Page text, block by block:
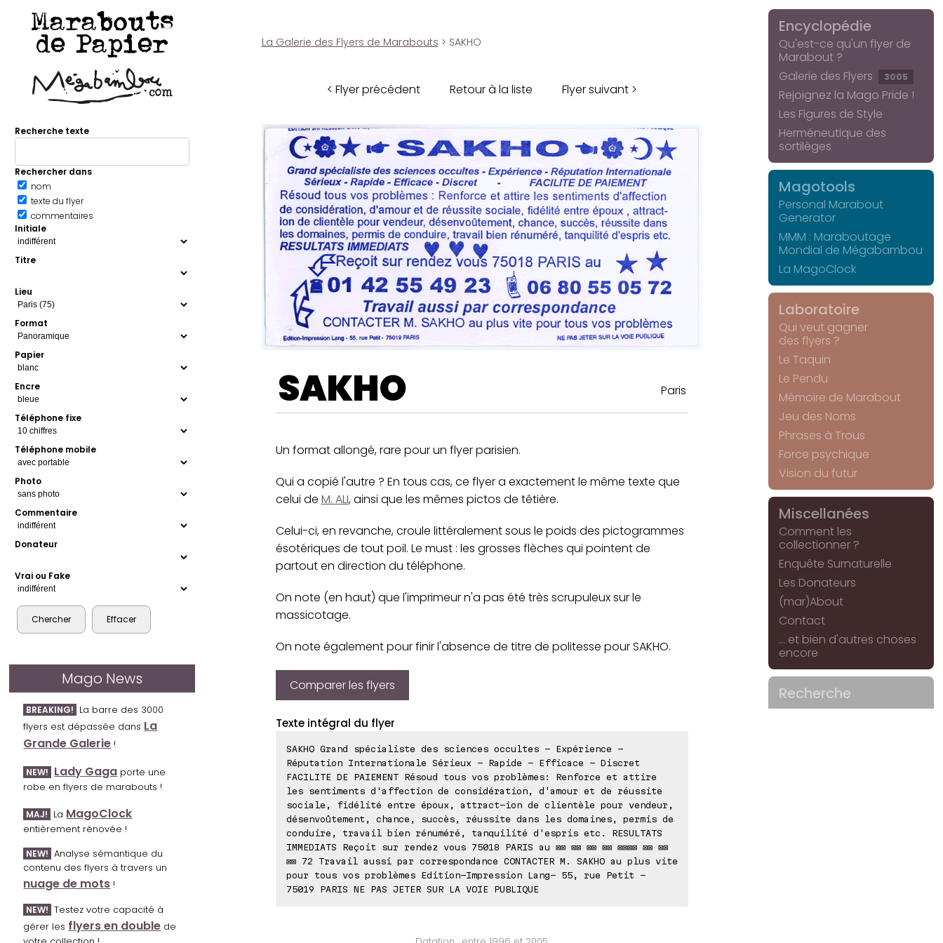
Marabouts
de Papier
Recherche texte
Rechercher dans
nom
texte du flyer
commentaires
Initiale
Titre
Lieu
Format
Papier
Encre
Téléphone fixe
Téléphone mobile
Photo
Commentaire
Donateur
Vrai ou Fake
Mago News
BREAKING! La barre des 3000
flyers est dépassée dans La
Grande Galerie !
NEW! Lady Gaga porte une
robe en flyers de marabouts !
MAJ! La MagoClock
entièrement rénovée !
NEW! Analyse sémantique du
contenu des flyers à travers un
nuage de mots !
NEW! Testez votre capacité à
gérer les flyers en double de
La Galerie des Flyers de Marabouts > SAKHO
< Flyer précédent Retour à la liste Flyer suivant >
SAKHO Paris
Un format allongé, rare pour un flyer parisien.
Qui a copié l'autre ? En tous cas, ce flyer a exactement le même texte que
celui de M. ALI, ainsi que les mêmes pictos de têtière.
Celui-ci, en revanche, croule littéralement sous le poids des pictogrammes
ésotériques de tout poil. Le must : les grosses flèches qui pointent de
partout en direction du téléphone.
On note (en haut) que l'imprimeur n'a pas été très scrupuleux sur le
massicotage.
On note également pour finir l'absence de titre de politesse pour SAKHO.
Comparer les flyers
Texte intégral du flyer
SAKHO Grand spécialiste des sciences occultes - Expérience -
Réputation Internationale Sérieux - Rapide - Efficace - Discret
FACILITE DE PAIEMENT Résoud tous vos problèmes: Renforce et attire
les sentiments d'affection de considération, d'amour et de réussite
sociale, fidélité entre époux, attract-ion de clientèle pour vendeur,
désenvoûtement, chance, succès, réussite dans les domaines, permis de
conduire, travail bien rénuméré, tanquilité d'espris etc. RESULTATS
IMMEDIATS Reçoit sur rendez vous 75018 PARIS au ⊠⊠ ⊠⊠ ⊠⊠ ⊠⊠ ⊠⊠⊠⊠ ⊠⊠ ⊠⊠
⊠⊠ 72 Travail aussi par correspondance CONTACTER M. SAKHO au plus vite
pour tous vos problèmes Edition-Impression Lang- 55, rue Petit -
75019 PARIS NE PAS JETER SUR LA VOIE PUBLIQUE
Encyclopédie
Qu'est-ce qu'un flyer de
Marabout ?
Galerie des Flyers
3005
Rejoignez la Mago Pride !
Les Figures de Style
Herméneutique des
sortilèges
Magotools
Personal Marabout
Generator
MMM : Maraboutage
Mondial de Mégabambou
La MagoClock
Laboratoire
Qui veut gagner
des flyers ?
Le Taquin
Le Pendu
Mémoire de Marabout
Jeu des Noms
Phrases à Trous
Force psychique
Vision du futur
Miscellanées
Comment les
collectionner ?
Enquête Surnaturelle
Les Donateurs
(mar)About
Contact
... et bien d'autres choses
encore
Recherche